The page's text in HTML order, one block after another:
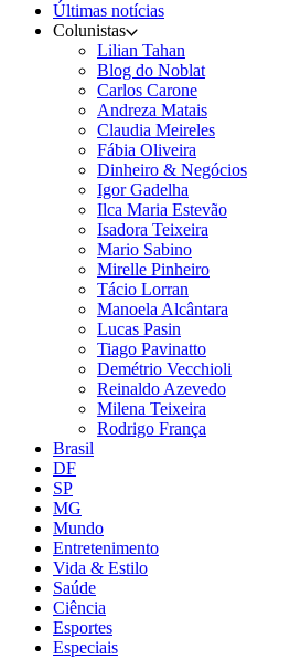
Últimas notícias
Colunistas
Lilian Tahan
Blog do Noblat
Carlos Carone
Andreza Matais
Claudia Meireles
Fábia Oliveira
Dinheiro & Negócios
Igor Gadelha
Ilca Maria Estevão
Isadora Teixeira
Mario Sabino
Mirelle Pinheiro
Tácio Lorran
Manoela Alcântara
Lucas Pasin
Tiago Pavinatto
Demétrio Vecchioli
Reinaldo Azevedo
Milena Teixeira
Rodrigo França
Brasil
DF
SP
MG
Mundo
Entretenimento
Vida & Estilo
Saúde
Ciência
Esportes
Especiais